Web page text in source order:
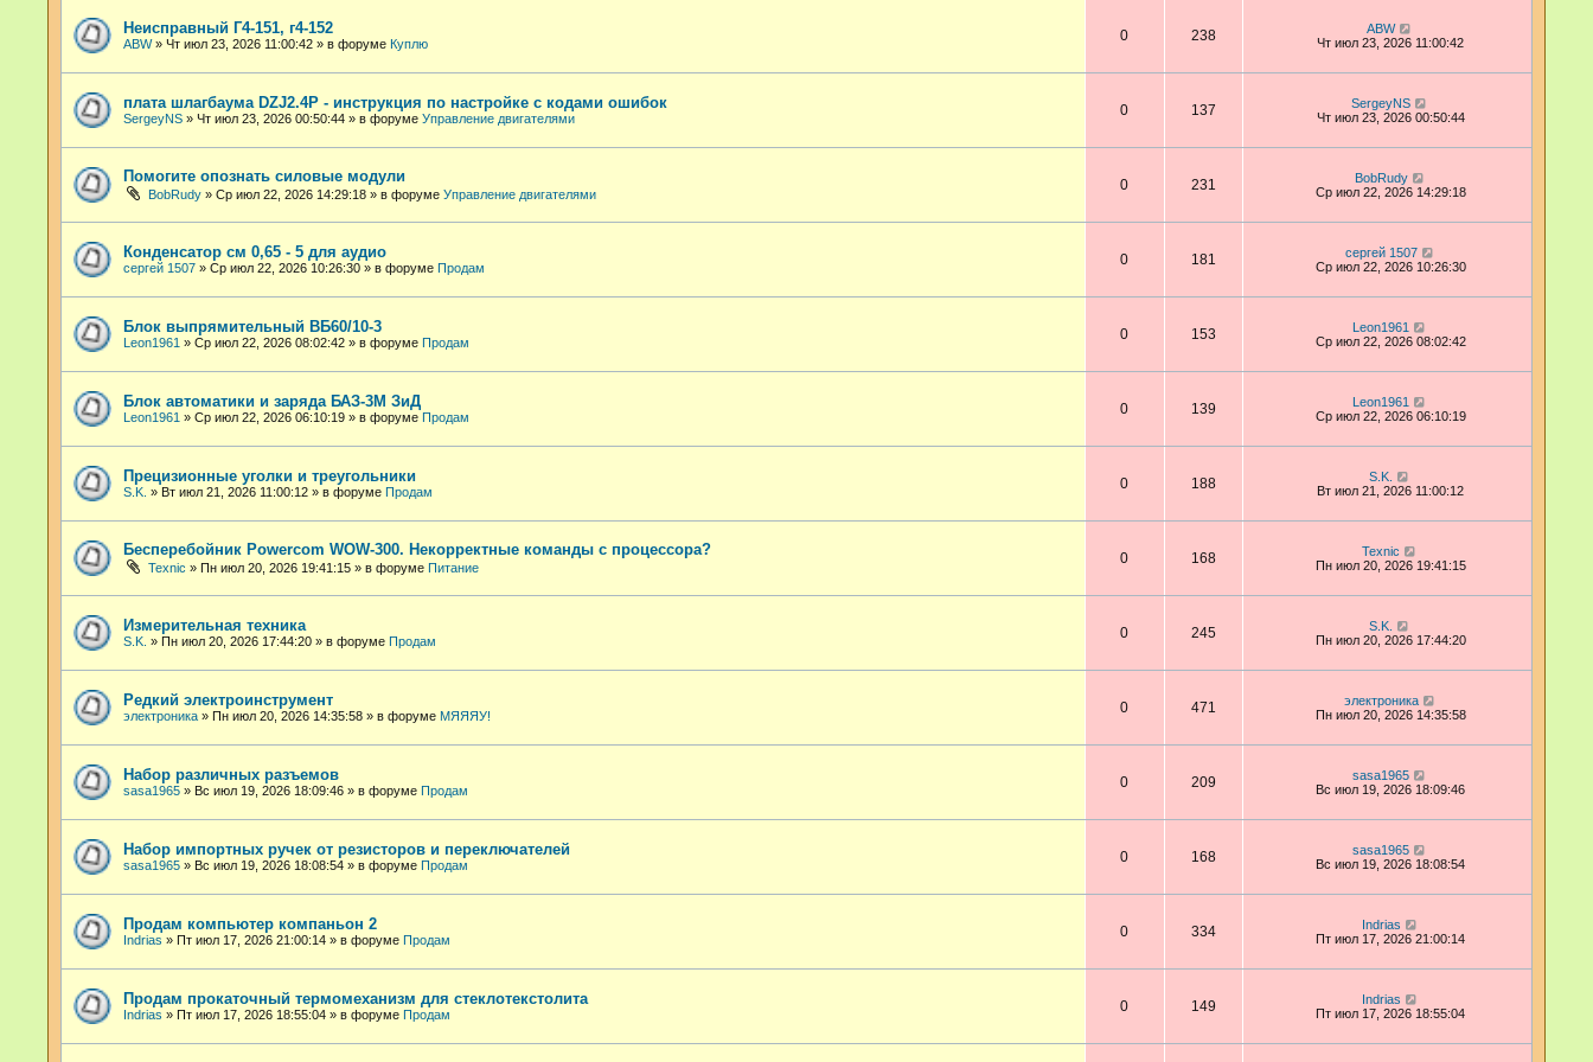
Неисправный Г4-151, г4-152
ABW» Чт июл 23, 2026 11:00:42 » в форуме Куплю
0 238
ABW
Чт июл 23, 2026 11:00:42
плата шлагбаума DZJ2.4P - инструкция по настройке с кодами ошибок
SergeyNS » Чт июл 23, 2026 00:50:44 » в форуме Управление двигателями
0 137
SergeyNS
Чт июл 23, 2026 00:50:44
Помогите опознать силовые модули
BobRudy » Ср июл 22, 2026 14:29:18 » в форуме Управление двигателями
0 231
BobRudy
Ср июл 22, 2026 14:29:18
Конденсатор см 0,65 - 5 для аудио
сергей 1507 » Ср июл 22, 2026 10:26:30 » в форуме Продам
0 181
сергей 1507
Ср июл 22, 2026 10:26:30
Блок выпрямительный ВБ60/10-3
Leon1961 » Ср июл 22, 2026 08:02:42 » в форуме Продам
0 153
Leon1961
Ср июл 22, 2026 08:02:42
Блок автоматики и заряда БАЗ-3М ЗиД
Leon1961 » Ср июл 22, 2026 06:10:19 » в форуме Продам
0 139
Leon1961
Ср июл 22, 2026 06:10:19
Прецизионные уголки и треугольники
S.K. » Вт июл 21, 2026 11:00:12 » в форуме Продам
0 188
S.K.
Вт июл 21, 2026 11:00:12
Бесперебойник Powercom WOW-300. Некорректные команды с процессора?
Техnic » Пн июл 20, 2026 19:41:15 » в форуме Питание
0 168
Техnic
Пн июл 20, 2026 19:41:15
Измерительная техника
S.K. » Пн июл 20, 2026 17:44:20 » в форуме Продам
0 245
S.K.
Пн июл 20, 2026 17:44:20
Редкий электроинструмент
электроника » Пн июл 20, 2026 14:35:58 » в форуме МЯЯЯУ!
0 471
электроника
Пн июл 20, 2026 14:35:58
Набор различных разъемов
sasa1965 » Вс июл 19, 2026 18:09:46 » в форуме Продам
0 209
sasa1965
Вс июл 19, 2026 18:09:46
Набор импортных ручек от резисторов и переключателей
sasa1965 » Вс июл 19, 2026 18:08:54 » в форуме Продам
0 168
sasa1965
Вс июл 19, 2026 18:08:54
Продам компьютер компаньон 2
Indrias » Пт июл 17, 2026 21:00:14 » в форуме Продам
0 334
Indrias
Пт июл 17, 2026 21:00:14
Продам прокаточный термомеханизм для стеклотекстолита
Indrias » Пт июл 17, 2026 18:55:04 » в форуме Продам
0 149
Indrias
Пт июл 17, 2026 18:55:04